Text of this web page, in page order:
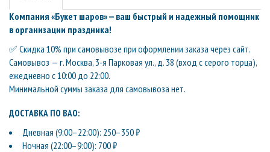
Компания «Букет шаров» — ваш быстрый и надежный помощник
в организации праздника!
✅ Скидка 10% при самовывозе при оформлении заказа через сайт.
Самовывоз — г. Москва, 3-я Парковая ул., д. 38 (вход с серого торца),
ежедневно с 10:00 до 22:00.
Минимальной суммы заказа для самовывоза нет.
ДОСТАВКА ПО ВАО:
Дневная (9:00–22:00): 250–350 ₽
Ночная (22:00–9:00): 700 ₽